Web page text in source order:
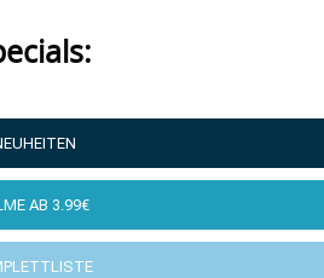
AB 3.99€